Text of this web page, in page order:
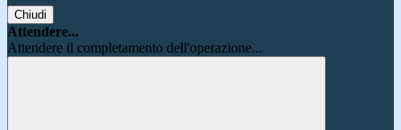
Chiudi
Attendere...
Attendere il completamento dell'operazione...